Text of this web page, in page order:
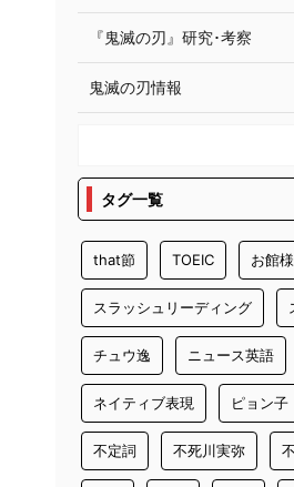
『鬼滅の刃』研究･考察
鬼滅の刃情報
タグ一覧
that節 TOEIC お館様
スラッシュリーディング
チュウ逸 ニュース英語
ネイティブ表現 ピョン子
不定詞 不死川実弥